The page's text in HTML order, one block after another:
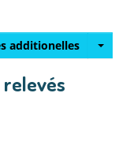
additionelles
relevés